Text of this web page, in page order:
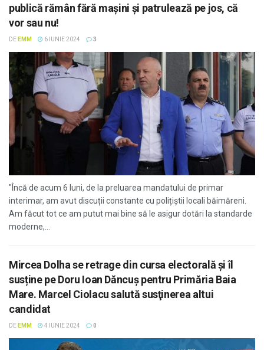
publică rămân fără mașini și patrulează pe jos, că
vor sau nu!
DE EMM 6 IUNIE 2024 3
"Încă de acum 6 luni, de la preluarea mandatului de primar
interimar, am avut discuții constante cu polițiștii locali băimăreni.
Am făcut tot ce am putut mai bine să le asigur dotări la standarde
moderne,...
Mircea Dolha se retrage din cursa electorală și îl
susține pe Doru Ioan Dăncuș pentru Primăria Baia
Mare. Marcel Ciolacu salută susţinerea altui
candidat
DE EMM 4 IUNIE 2024 0